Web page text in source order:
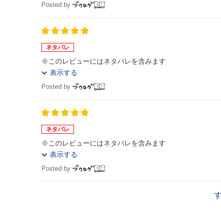
Posted by
ネタバレ
※このレビューにはネタバレを含みます
表示する
Posted by
ネタバレ
※このレビューにはネタバレを含みます
表示する
Posted by